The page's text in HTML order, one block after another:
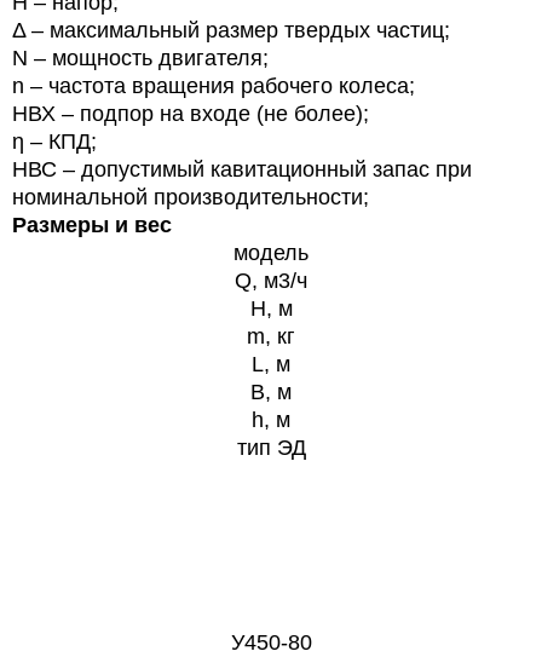
Δ – максимальный размер твердых частиц;
N – мощность двигателя;
n – частота вращения рабочего колеса;
HВХ – подпор на входе (не более);
η – КПД;
HВС – допустимый кавитационный запас при
номинальной производительности;
Размеры и вес
модель
Q, м3/ч
H, м
m, кг
L, м
B, м
h, м
тип ЭД
У450-80